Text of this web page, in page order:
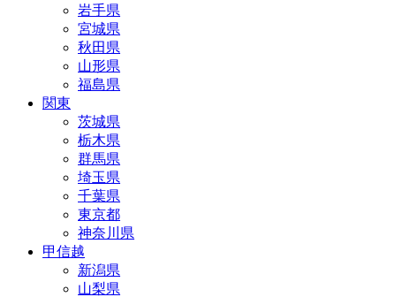
岩手県
宮城県
秋田県
山形県
福島県
関東
茨城県
栃木県
群馬県
埼玉県
千葉県
東京都
神奈川県
甲信越
新潟県
山梨県